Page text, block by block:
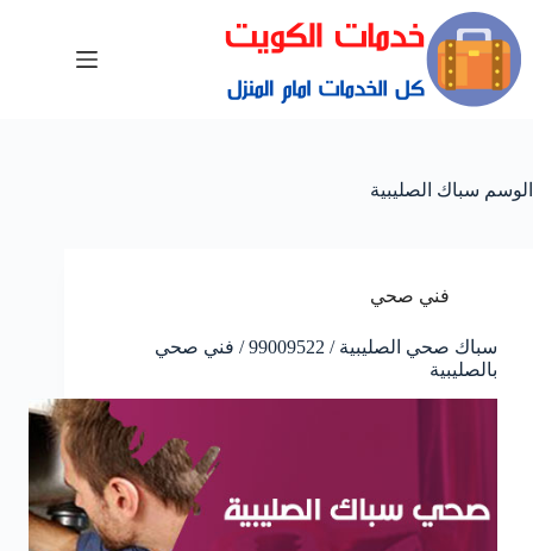
الوسم سباك الصليبية
فني صحي
سباك صحي الصليبية / 99009522 / فني صحي
بالصليبية